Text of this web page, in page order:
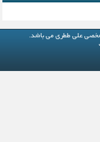
علی ططری می باشد.